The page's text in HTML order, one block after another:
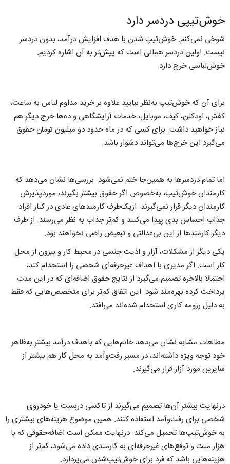
خوش‌تیپی دردسر دارد
شوخی نمی‌کنم. خوش‌تیپ شدن با هدف افزایش درآمد، بدون دردسر
نیست. اولین دردسر همانی است که پیش‌تر به آن اشاره کردیم.
خوش‌لباسی خرج دارد.
برای آن که خوش‌تیپ به‌نظر بیایید علاوه بر خرید مداوم لباس به ساعت،
کفش، اودکلن، کیف، موبایل، خدمات آرایشگاهی و ده‌ها خرج دیگر هم
نیاز خواهید داشت. برای کسی که در ماه حدود دو میلیون تومان حقوق
می‌گیرد این خرج‌ها می‌تواند دشوار باشد.
اما تمام دردسرها به همین‌جا ختم نمی‌شود. بررسی‌ها نشان می‌دهد که
کارمندان خوش‌تیپ، به‌خصوص اگر حقوق بیشتر بگیرند، موردپذیرش
کارمندان دیگر قرار نمی‌گیرند. ازیک‌طرف کارمندهای عادی در کنار افراد
جذاب احساس بدی پیدا می‌کنند و کم‌تر جذاب به نظر می‌رسند. از طرف
دیگر کارمندها از این بی‌عدالتی و تبعیض راضی نخواهند بود.
یکی دیگر از مشکلات، آزار و اذیت جنسی در محیط کار و بیرون از محل
کار است. اگر مدیری با اهداف غیرحرفه‌ای شخصی را استخدام کند،
احتمالا بالاخره تصمیم می‌گیرد از نتایج حقوق اضافه‌ای که در این مدت
پرداخت کرده بهره‌مند شود. این اتفاق کم‌تر برای متخصص‌هایی که فقط
به دلیل رزومه کاری استخدام شده‌اند می‌افتد.
مطالعات مشابه نشان می‌دهد خانم‌هایی که باهدف درآمد بیشتر به‌ظاهر
خود توجه ویژه داشته‌اند، در مسیر رفت‌وآمد به محل کار هم بیشتر از
سایرین مورد آزار قرار می‌گیرند.
درنهایت بیشتر آن‌ها تصمیم می‌گیرند از تاکسی دربست یا خودروی
شخصی برای رفت‌وآمد استفاده کنند. همین موضوع هزینه‌های بیشتری را
به خوش‌تیپ‌ها تحمیل می‌کند. درنهایت ممکن است اضافه‌حقوقی که با
هزار منت و توقع‌های غیرحرفه‌ای به کارمندی داده می‌شود، کم‌تر از
هزینه‌هایی باشد که فرد برای خوش‌تیپ‌شدن می‌پردازد.